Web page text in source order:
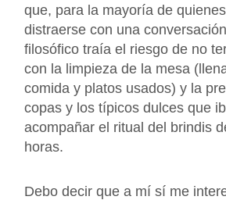
que, para la mayoría de
distraerse con una
filosófico traía el riesgo de no
con la limpieza de la mesa
comida y platos usados) y la
copas y los típicos dulces que
acompañar el ritual del brindis
horas.
Debo decir que a mí sí me